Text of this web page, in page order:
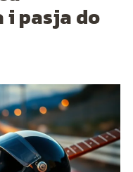
i pasja do